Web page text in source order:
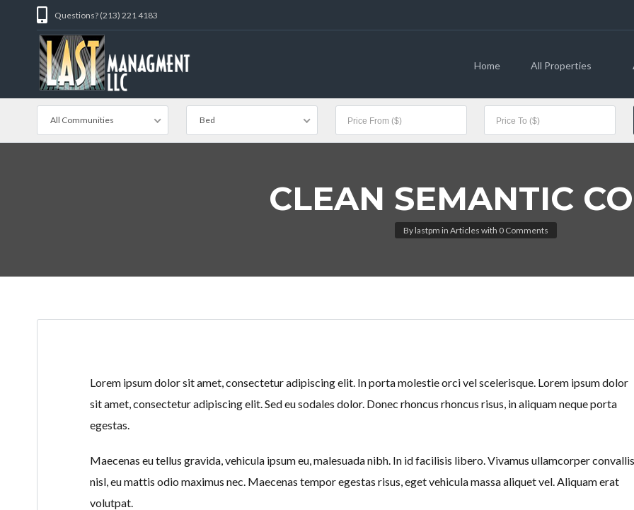
Log in
Questions? (213) 221 4183
Home All Properties
All Communities Bed
CLEAN SEMANTIC
By lastpm in Articles with 0 Comments
Lorem ipsum dolor sit amet, consectetur adipiscing elit. In porta molestie orci vel scelerisque. Lorem ipsum dolor
sit amet, consectetur adipiscing elit. Sed eu sodales dolor. Donec rhoncus rhoncus risus, in aliquam neque porta
egestas.
Maecenas eu tellus gravida, vehicula ipsum eu, malesuada nibh. In id facilisis libero. Vivamus ullamcorper convallis
nisl, eu mattis odio maximus nec. Maecenas tempor egestas risus, eget vehicula massa aliquet vel. Aliquam erat
volutpat.
Log in